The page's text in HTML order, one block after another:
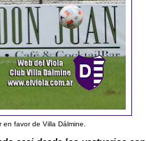
favor de Villa Dálmine.